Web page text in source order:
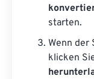
starten.
Wenn der
klicken